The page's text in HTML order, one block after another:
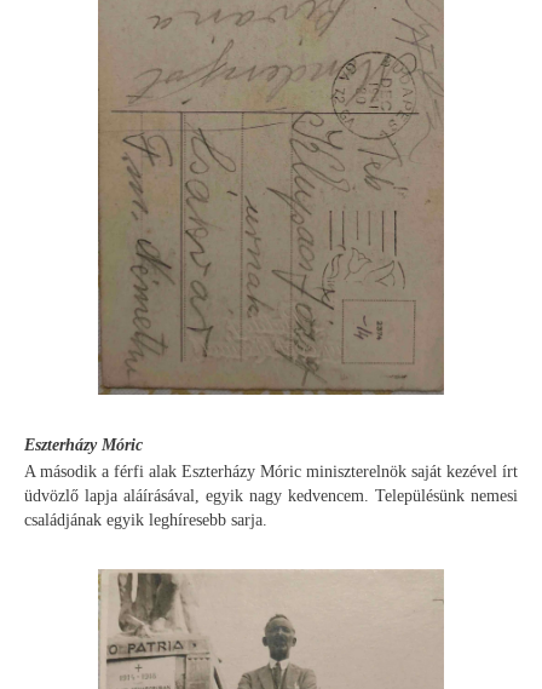
Eszterházy Móric
A második a férfi alak Eszterházy Móric miniszterelnök saját kezével írt
üdvözlő lapja aláírásával, egyik nagy kedvencem. Településünk nemesi
családjának egyik leghíresebb sarja.